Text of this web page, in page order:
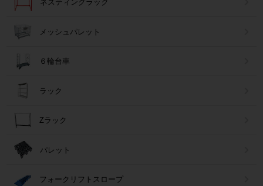
ネスティングラック
メッシュパレット
６輪台車
ラック
Zラック
パレット
フォークリフトスロープ